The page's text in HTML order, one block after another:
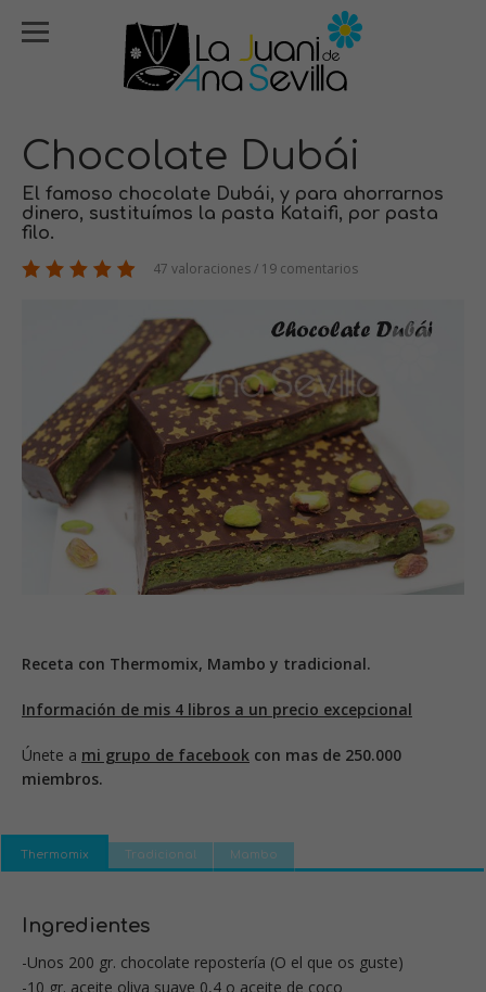
Chocolate Dubái
El famoso chocolate Dubái, y para ahorrarnos
dinero, sustituímos la pasta Kataifi, por pasta
filo.
47 valoraciones / 19 comentarios
Receta con Thermomix, Mambo y tradicional.
Información de mis 4 libros a un precio excepcional
Únete a mi grupo de facebook con mas de 250.000
miembros.
Thermomix Tradicional Mambo
Ingredientes
-Unos 200 gr. chocolate repostería (O el que os guste)
-10 gr. aceite oliva suave 0,4 o aceite de coco